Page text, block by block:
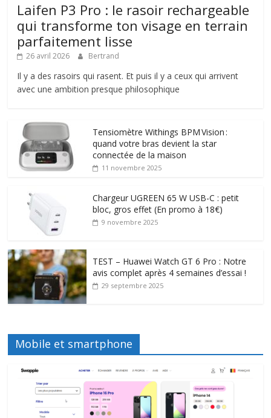
Laifen P3 Pro : le rasoir rechargeable
qui transforme ton visage en terrain
parfaitement lisse
26 avril 2026 Bertrand
Il y a des rasoirs qui rasent. Et puis il y a ceux qui arrivent
avec une ambition presque philosophique
Tensiomètre Withings BPM Vision :
quand votre bras devient la star
connectée de la maison
11 novembre 2025
Chargeur UGREEN 65 W USB-C : petit
bloc, gros effet (En promo à 18€)
9 novembre 2025
TEST – Huawei Watch GT 6 Pro : Notre
avis complet après 4 semaines d’essai !
29 septembre 2025
Mobile et smartphone